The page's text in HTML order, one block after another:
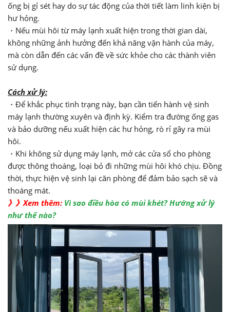
ống bị gỉ sét hay do sự tác động của thời tiết làm linh kiện bị
hư hỏng.
・Nếu mùi hôi từ máy lạnh xuất hiện trong thời gian dài,
không những ảnh hưởng đến khả năng vận hành của máy,
mà còn dẫn đến các vấn đề về sức khỏe cho các thành viên
sử dụng.
Cách xử lý:
・Để khắc phục tình trạng này, bạn cần tiến hành vệ sinh
máy lạnh thường xuyên và định kỳ. Kiểm tra đường ống gas
và bảo dưỡng nếu xuất hiện các hư hỏng, rò rỉ gây ra mùi
hôi.
・Khi không sử dụng máy lạnh, mở các cửa sổ cho phòng
được thông thoáng, loại bỏ đi những mùi hôi khó chịu. Đồng
thời, thực hiện vệ sinh lại căn phòng để đảm bảo sạch sẽ và
thoáng mát.
》》Xem thêm: Vì sao điều hòa có mùi khét? Hướng xử lý
như thế nào?